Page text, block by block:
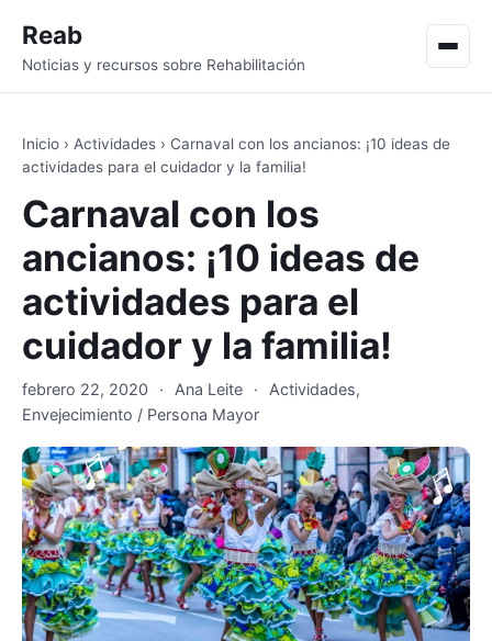
Reab
Noticias y recursos sobre Rehabilitación
Inicio › Actividades › Carnaval con los ancianos: ¡10 ideas de
actividades para el cuidador y la familia!
Carnaval con los
ancianos: ¡10 ideas de
actividades para el
cuidador y la familia!
febrero 22, 2020 · Ana Leite · Actividades,
Envejecimiento / Persona Mayor